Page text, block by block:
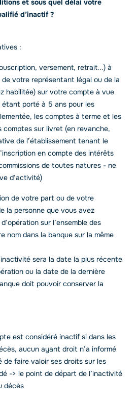
et sous quel délai votre
d’inactif ?
:
versement, retrait...) à
votre représentant légal ou de la
habilitée) sur votre compte à vue
étant porté à 5 ans pour les
les comptes à terme et les
sur livret (en revanche,
de l’établissement tenant le
en compte des intérêts
de toutes natures - ne
d’activité)
de votre part ou de votre
la personne que vous avez
sur l’ensemble des
nom dans la banque sur la même
sera la date la plus récente
ou la date de la dernière
doit pouvoir conserver la
est considéré inactif si dans les
aucun ayant droit n’a informé
de faire valoir ses droits sur les
-> le point de départ de l’inactivité
décès